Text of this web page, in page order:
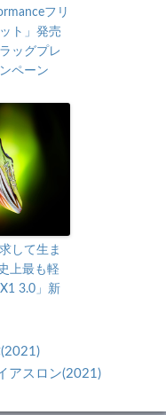
フリ
ト」発売
ッグプレ
ペーン
して生ま
上最も軽
3.0」新
(2021)
アスロン(2021)